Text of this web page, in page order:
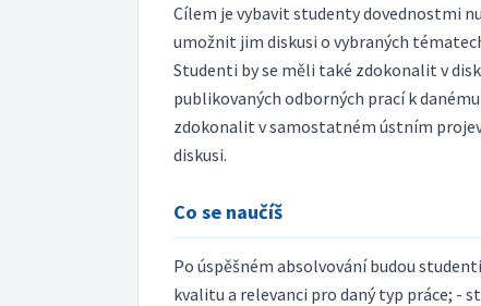
Cílem je vybavit studenty dovednostmi
umožnit jim diskusi o vybraných
Studenti by se měli také zdokonalit v
publikovaných odborných prací k
zdokonalit v samostatném ústním
diskusi.
Co se naučíš
Po úspěšném absolvování budou
kvalitu a relevanci pro daný typ práce;